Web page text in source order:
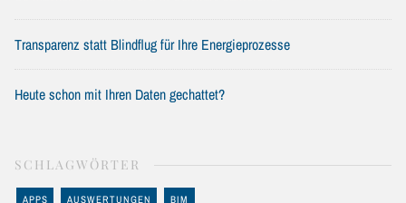
Transparenz statt Blindflug für Ihre Energieprozesse
Heute schon mit Ihren Daten gechattet?
SCHLAGWÖRTER
APPS AUSWERTUNGEN BIM